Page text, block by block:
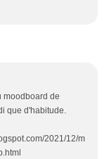
moodboard de
que d'habitude.
2021/12/m